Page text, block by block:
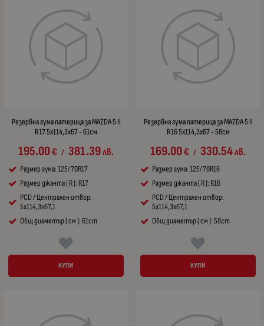
Резервна гума патерица за MAZDA 5 II
R17 5x114,3x67 - 61см
195.00€ / 381.39лв.
Размер гума: 125/70R17
Размер джанта ( R ): R17
PCD / Централен отвор:
5x114,3x67,1
Общ диаметър ( см ): 61cm
КУПИ
Резервна гума патерица за MAZDA 5 II
R16 5x114,3x67 - 58см
169.00€ / 330.54лв.
Размер гума: 125/70R16
Размер джанта ( R ): R16
PCD / Централен отвор:
5x114,3x67,1
Общ диаметър ( см ): 58cm
КУПИ